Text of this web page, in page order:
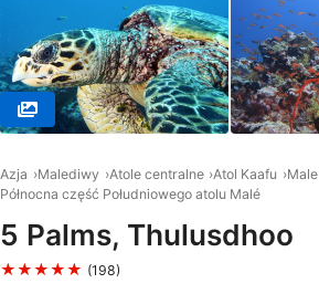
Azja Malediwy Atole centralne Atol Kaafu
Male
Północna część Południowego atolu Malé
5 Palms, Thulusdhoo
★★★★★ (198)